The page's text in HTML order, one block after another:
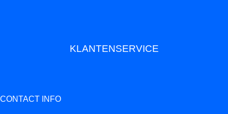
KLANTENSERVICE
CONTACT INFO